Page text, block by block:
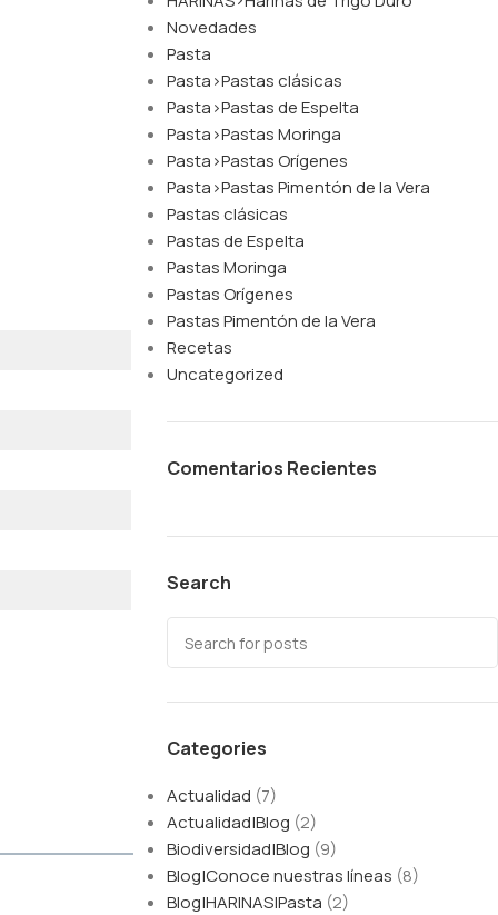
Novedades
Pasta
Pasta>Pastas clásicas
Pasta>Pastas de Espelta
Pasta>Pastas Moringa
Pasta>Pastas Orígenes
Pasta>Pastas Pimentón de la Vera
Pastas clásicas
Pastas de Espelta
Pastas Moringa
Pastas Orígenes
Pastas Pimentón de la Vera
Recetas
Uncategorized
Comentarios Recientes
Search
Categories
Actualidad (7)
Actualidad|Blog (2)
Biodiversidad|Blog (9)
Blog|Conoce nuestras líneas (8)
Blog|HARINAS|Pasta (2)